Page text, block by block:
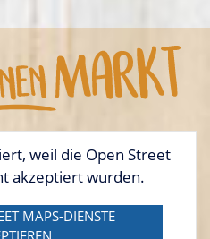
weil die Open Street
akzeptiert wurden.
MAPS-DIENSTE